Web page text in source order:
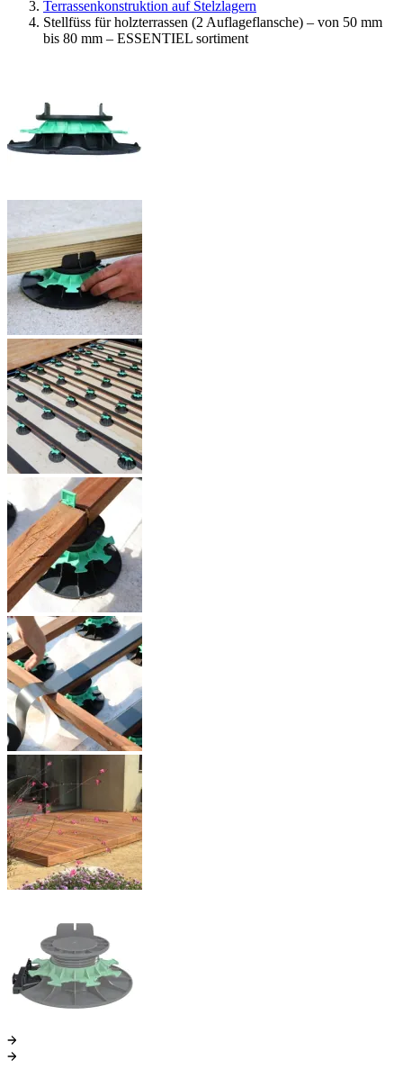
Terrassenkonstruktion auf Stelzlagern
Stellfüss für holzterrassen (2 Auflageflansche) – von 50 mm
bis 80 mm – ESSENTIEL sortiment